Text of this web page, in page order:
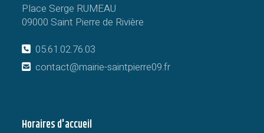
Place Serge RUMEAU
09000 Saint Pierre de Rivière
05.61.02.76.03
contact@mairie-saintpierre09.fr
Horaires d'accueil